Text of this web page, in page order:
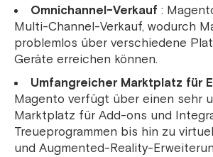
Omnichannel-Verkauf :
Multi-Channel-Verkauf, wodurch
problemlos über verschiedene
Geräte erreichen können.
Umfangreicher Marktplatz für
Magento verfügt über einen sehr
Marktplatz für Add-ons und
Treueprogrammen bis hin zu
und Augmented-Reality-